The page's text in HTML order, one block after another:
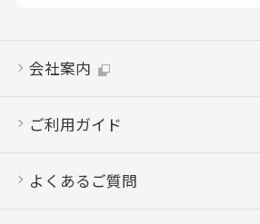
会社案内
ご利用ガイド
よくあるご質問